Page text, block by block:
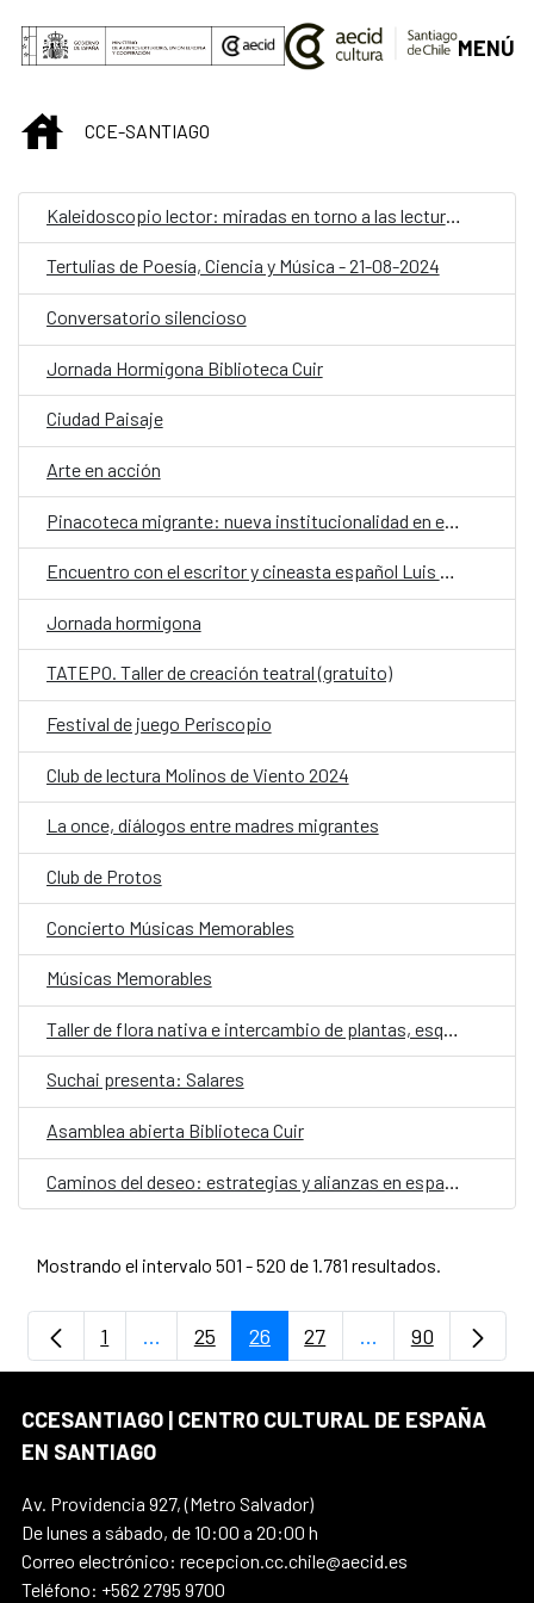
Saltar al contenido principal
MENÚ
INICIOCCE-SANTIAGO
Kaleidoscopio lector: miradas en torno a las lecturas para las infancias y adolescencia
Tertulias de Poesía, Ciencia y Música - 21-08-2024
Conversatorio silencioso
Jornada Hormigona Biblioteca Cuir
Ciudad Paisaje
Arte en acción
Pinacoteca migrante: nueva institucionalidad en el Pabellón de España en la 60 Bienal de Venecia
Encuentro con el escritor y cineasta español Luis López Carrasco
Jornada hormigona
TATEPO. Taller de creación teatral (gratuito)
Festival de juego Periscopio
Club de lectura Molinos de Viento 2024
La once, diálogos entre madres migrantes
Club de Protos
Concierto Músicas Memorables
Músicas Memorables
Taller de flora nativa e intercambio de plantas, esquejes y semillas
Suchai presenta: Salares
Asamblea abierta Biblioteca Cuir
Mostrando el intervalo 501 - 520 de 1.781 resultados.
Página
1 ...Páginas intermedias Use TAB para
Página
25 Página
26 Página
27 ...PáginasPágina
90
CCESANTIAGO | CENTRO CULTURAL DE ESPAÑA
EN SANTIAGO
Av. Providencia 927, (Metro Salvador)
De lunes a sábado, de 10:00 a 20:00 h
Correo electrónico: recepcion.cc.chile@aecid.es
Teléfono: +562 2795 9700